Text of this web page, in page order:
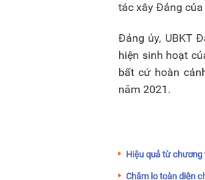
tác xây Đảng
Đảng ủy, UBKT
hiện sinh hoạt
bất cứ hoàn
năm 2021.
Hiệu quả từ chương
Chăm lo toàn diện